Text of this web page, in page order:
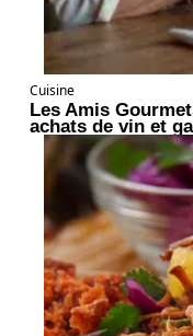
Cuisine
Les Amis
achats de vin et